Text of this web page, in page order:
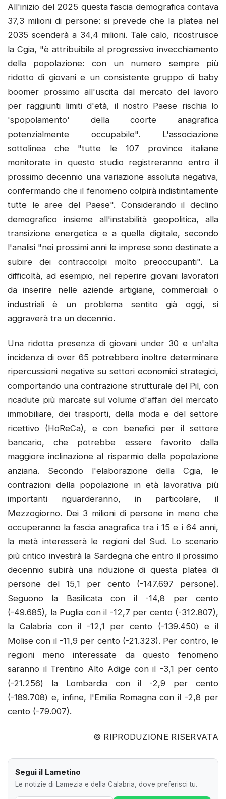
All'inizio del 2025 questa fascia demografica contava
37,3 milioni di persone: si prevede che la platea nel
2035 scenderà a 34,4 milioni. Tale calo, ricostruisce
la Cgia, "è attribuibile al progressivo invecchiamento
della popolazione: con un numero sempre più
ridotto di giovani e un consistente gruppo di baby
boomer prossimo all'uscita dal mercato del lavoro
per raggiunti limiti d'età, il nostro Paese rischia lo
'spopolamento' della coorte anagrafica
potenzialmente occupabile". L'associazione
sottolinea che "tutte le 107 province italiane
monitorate in questo studio registreranno entro il
prossimo decennio una variazione assoluta negativa,
confermando che il fenomeno colpirà indistintamente
tutte le aree del Paese". Considerando il declino
demografico insieme all'instabilità geopolitica, alla
transizione energetica e a quella digitale, secondo
l'analisi "nei prossimi anni le imprese sono destinate a
subire dei contraccolpi molto preoccupanti". La
difficoltà, ad esempio, nel reperire giovani lavoratori
da inserire nelle aziende artigiane, commerciali o
industriali è un problema sentito già oggi, si
aggraverà tra un decennio.
Una ridotta presenza di giovani under 30 e un'alta
incidenza di over 65 potrebbero inoltre determinare
ripercussioni negative su settori economici strategici,
comportando una contrazione strutturale del Pil, con
ricadute più marcate sul volume d'affari del mercato
immobiliare, dei trasporti, della moda e del settore
ricettivo (HoReCa), e con benefici per il settore
bancario, che potrebbe essere favorito dalla
maggiore inclinazione al risparmio della popolazione
anziana. Secondo l'elaborazione della Cgia, le
contrazioni della popolazione in età lavorativa più
importanti riguarderanno, in particolare, il
Mezzogiorno. Dei 3 milioni di persone in meno che
occuperanno la fascia anagrafica tra i 15 e i 64 anni,
la metà interesserà le regioni del Sud. Lo scenario
più critico investirà la Sardegna che entro il prossimo
decennio subirà una riduzione di questa platea di
persone del 15,1 per cento (-147.697 persone).
Seguono la Basilicata con il -14,8 per cento
(-49.685), la Puglia con il -12,7 per cento (-312.807),
la Calabria con il -12,1 per cento (-139.450) e il
Molise con il -11,9 per cento (-21.323). Per contro, le
regioni meno interessate da questo fenomeno
saranno il Trentino Alto Adige con il -3,1 per cento
(-21.256) la Lombardia con il -2,9 per cento
(-189.708) e, infine, l'Emilia Romagna con il -2,8 per
cento (-79.007).
© RIPRODUZIONE RISERVATA
Segui il Lametino
Le notizie di Lamezia e della Calabria, dove preferisci tu.